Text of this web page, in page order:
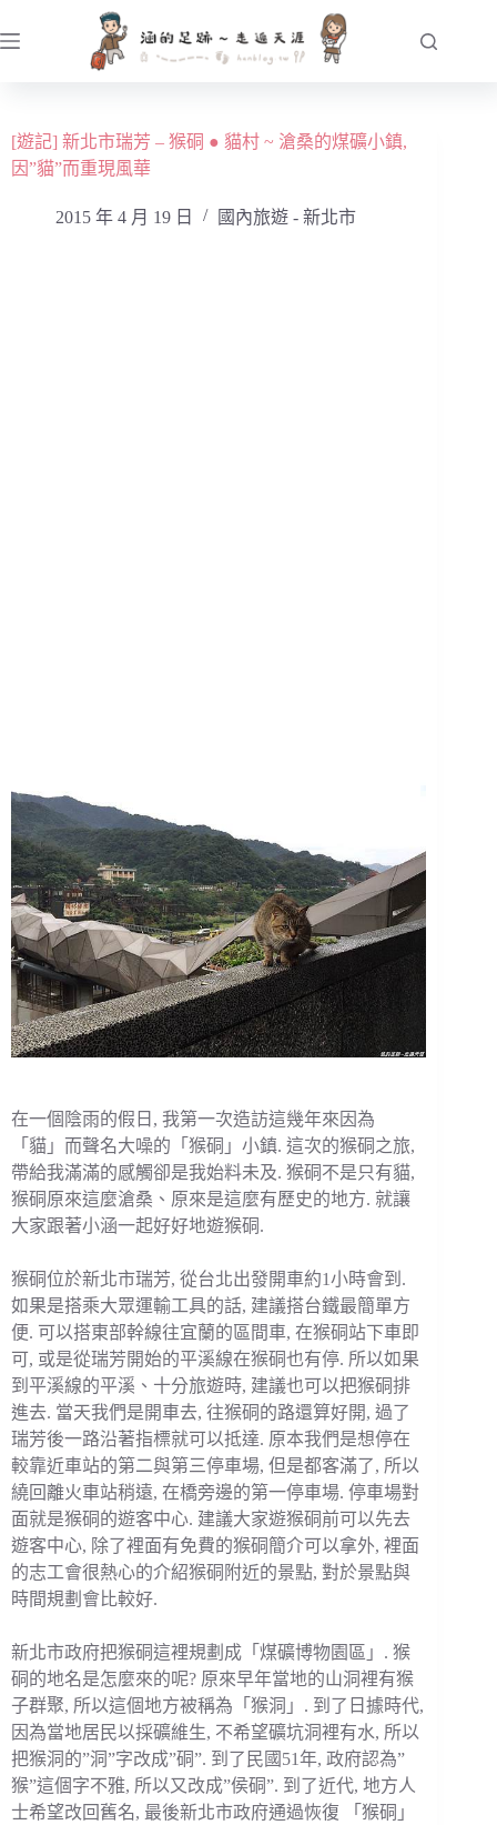
至
容[遊記] 新北市瑞芳 – 猴硐 ● 貓村 ~ 滄桑的煤礦小鎮,
因”貓”而重現風華
2015 年 4 月 19 日 國內旅遊 - 新北市
在一個陰雨的假日, 我第一次造訪這幾年來因為
「貓」而聲名大噪的「猴硐」小鎮. 這次的猴硐之旅,
帶給我滿滿的感觸卻是我始料未及. 猴硐不是只有貓,
猴硐原來這麼滄桑、原來是這麼有歷史的地方. 就讓
大家跟著小涵一起好好地遊猴硐.
猴硐位於新北市瑞芳, 從台北出發開車約1小時會到.
如果是搭乘大眾運輸工具的話, 建議搭台鐵最簡單方
便. 可以搭東部幹線往宜蘭的區間車, 在猴硐站下車即
可, 或是從瑞芳開始的平溪線在猴硐也有停. 所以如果
到平溪線的平溪、十分旅遊時, 建議也可以把猴硐排
進去. 當天我們是開車去, 往猴硐的路還算好開, 過了
瑞芳後一路沿著指標就可以抵達. 原本我們是想停在
較靠近車站的第二與第三停車場, 但是都客滿了, 所以
繞回離火車站稍遠, 在橋旁邊的第一停車場. 停車場對
面就是猴硐的遊客中心. 建議大家遊猴硐前可以先去
遊客中心, 除了裡面有免費的猴硐簡介可以拿外, 裡面
的志工會很熱心的介紹猴硐附近的景點, 對於景點與
時間規劃會比較好.
新北市政府把猴硐這裡規劃成「煤礦博物園區」. 猴
硐的地名是怎麼來的呢? 原來早年當地的山洞裡有猴
子群聚, 所以這個地方被稱為「猴洞」. 到了日據時代,
因為當地居民以採礦維生, 不希望礦坑洞裡有水, 所以
把猴洞的”洞”字改成”硐”. 到了民國51年, 政府認為”
猴”這個字不雅, 所以又改成”侯硐”. 到了近代, 地方人
士希望改回舊名, 最後新北市政府通過恢復 「猴硐」